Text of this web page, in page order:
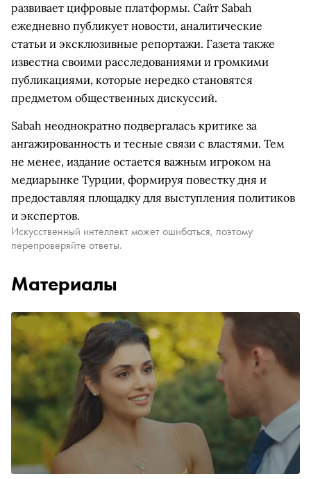
развивает цифровые платформы. Сайт Sabah
ежедневно публикует новости, аналитические
статьи и эксклюзивные репортажи. Газета также
известна своими расследованиями и громкими
публикациями, которые нередко становятся
предметом общественных дискуссий.
Sabah неоднократно подвергалась критике за
ангажированность и тесные связи с властями. Тем
не менее, издание остается важным игроком на
медиарынке Турции, формируя повестку дня и
предоставляя площадку для выступления политиков
и экспертов.
Искусственный интеллект может ошибаться, поэтому
перепроверяйте ответы.
Материалы